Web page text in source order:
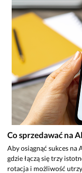
Co sprzedawać na
Aby osiągnąć sukces na
gdzie łączą się trzy
rotacja i możliwość